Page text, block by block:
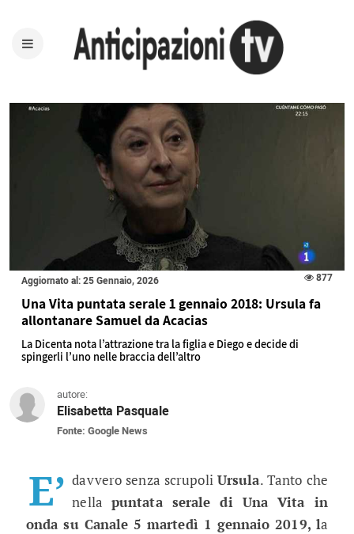
Aggiornato al: 25 Gennaio, 2026 877
Una Vita puntata serale 1 gennaio 2018: Ursula fa
allontanare Samuel da Acacias
La Dicenta nota l’attrazione tra la figlia e Diego e decide di
spingerli l’uno nelle braccia dell’altro
autore:
Elisabetta Pasquale
Fonte: Google News
Una Vita puntata serale 1 gennaio
E’ davvero senza scrupoli Ursula. Tanto che
nella puntata serale di Una Vita in
onda su Canale 5 martedì 1 gennaio 2019, la